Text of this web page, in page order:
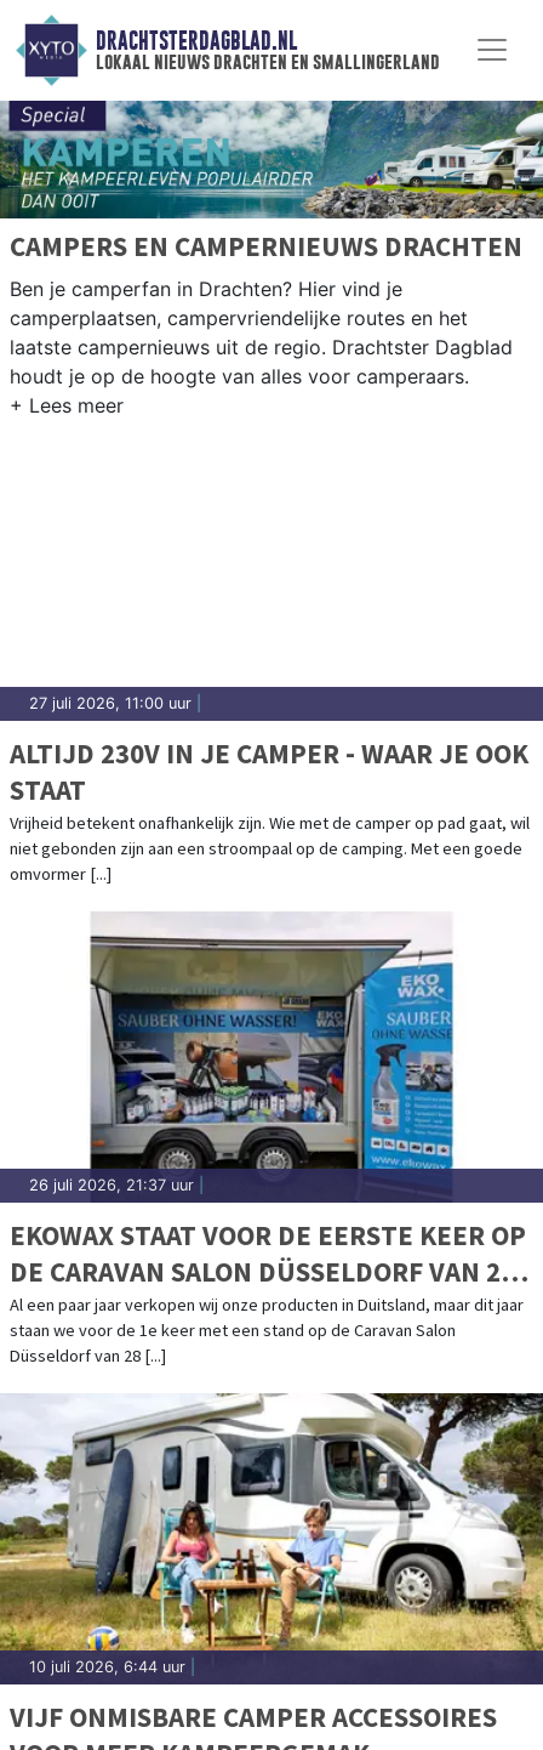
DRACHTSTERDAGBLAD.NL
lokaal nieuws drachten en smallingerland
CAMPERS EN CAMPERNIEUWS DRACHTEN
Ben je camperfan in Drachten? Hier vind je
camperplaatsen, campervriendelijke routes en het
laatste campernieuws uit de regio. Drachtster Dagblad
houdt je op de hoogte van alles voor camperaars.
27 juli 2026, 11:00 uur
ALTIJD 230V IN JE CAMPER - WAAR JE OOK
STAAT
Vrijheid betekent onafhankelijk zijn. Wie met de camper op pad gaat, wil
niet gebonden zijn aan een stroompaal op de camping. Met een goede
omvormer [...]
26 juli 2026, 21:37 uur
EKOWAX STAAT VOOR DE EERSTE KEER OP
DE CARAVAN SALON DÜSSELDORF VAN 28
AUGUSTUS T/M 6 SEPTEMBER
Al een paar jaar verkopen wij onze producten in Duitsland, maar dit jaar
staan we voor de 1e keer met een stand op de Caravan Salon
Düsseldorf van 28 [...]
10 juli 2026, 6:44 uur
VIJF ONMISBARE CAMPER ACCESSOIRES